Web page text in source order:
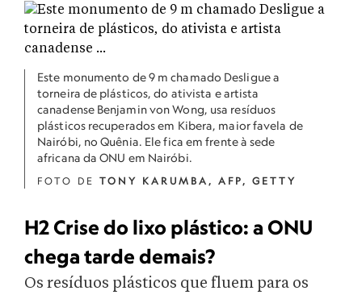
Este monumento de 9 m chamado Desligue a
torneira de plásticos, do ativista e artista
canadense Benjamin von Wong, usa resíduos
plásticos recuperados em Kibera, maior favela de
Nairóbi, no Quênia. Ele fica em frente à sede
africana da ONU em Nairóbi.
FOTO DE TONY KARUMBA, AFP, GETTY
H2 Crise do lixo plástico: a ONU
chega tarde demais?
Os resíduos plásticos que fluem para os